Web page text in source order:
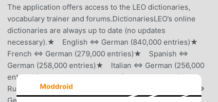
The application offers access to the LEO dictionaries,
vocabulary trainer and forums.DictionariesLEO’s online
dictionaries are always up to date (no updates
necessary).★ English ⇔ German (840,000 entries)★
French ⇔ German (279,000 entries)★ Spanish ⇔
German (258,000 entries)★ Italian ⇔ German (256,000
entries)★ Chinese ⇔ German (236,000 entries)★
Russian ⇔ German (368,000 entries)★ Portuguese ⇔
Moddroid